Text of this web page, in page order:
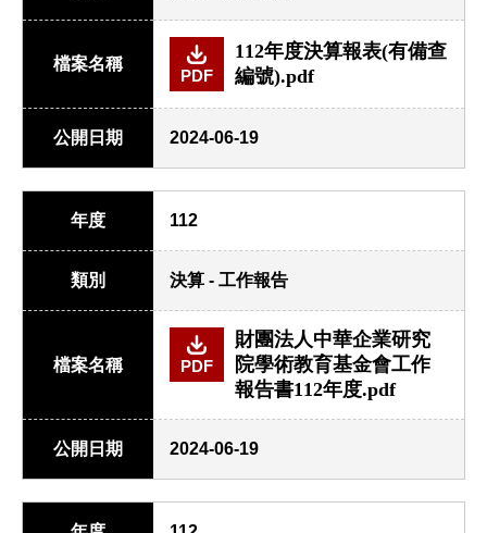
檔案名稱
PDF
112年度決算報表(有備查
編號).pdf
公開日期 2024-06-19
年度 112
類別 決算 - 工作報告
檔案名稱 PDF
財團法人中華企業研究
院學術教育基金會工作
報告書112年度.pdf
公開日期 2024-06-19